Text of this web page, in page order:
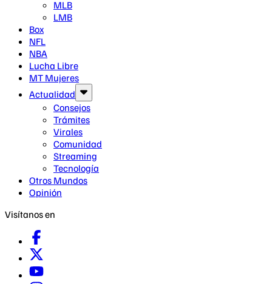
MLB
LMB
Box
NFL
NBA
Lucha Libre
MT Mujeres
Actualidad
Consejos
Trámites
Virales
Comunidad
Streaming
Tecnología
Otros Mundos
Opinión
Visítanos en